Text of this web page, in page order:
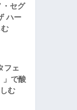
・セグ
ハー
フェ
」で酸
む